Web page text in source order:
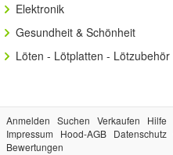
Elektronik
Gesundheit & Schönheit
Löten - Lötplatten - Lötzubehör
Anmelden Suchen Verkaufen
Hilfe
Impressum
Hood-AGB Datenschutz
Bewertungen